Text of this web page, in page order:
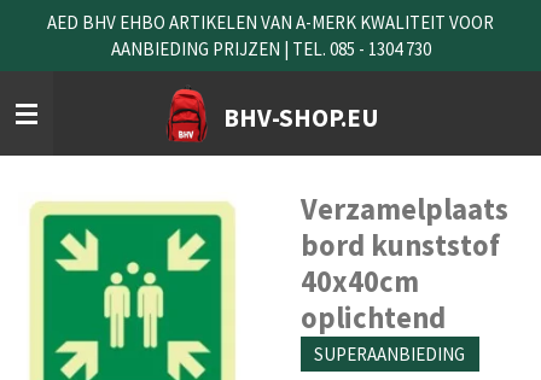
naar
de
hoofdinhoud
BHV-SHOP.EU
AED BHV EHBO ARTIKELEN VAN A-MERK KWALITEIT VOOR
AANBIEDING PRIJZEN | TEL. 085 - 1304 730
Verzamelplaats
bord kunststof
40x40cm
oplichtend
SUPERAANBIEDING